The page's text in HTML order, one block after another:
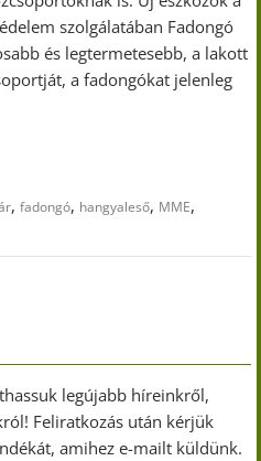
szolgálatában Fadongó
és legtermetesebb, a lakott
a fadongókat jelenleg
,fadongó, hangyaleső, MME,
legújabb híreinkről,
Feliratkozás után kérjük
amihez e-mailt küldünk.